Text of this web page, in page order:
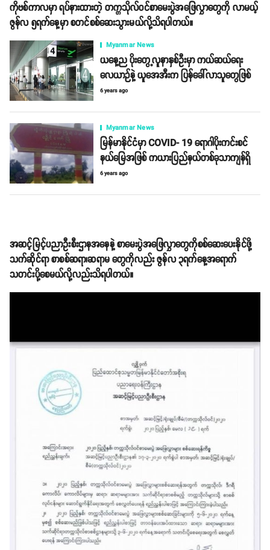
ကိုဗစ်ကာလမှာ ရပ်နားထားတဲ့ တက္ကသိုလ်ဝင်စာမေးပွဲအဖြေလွှာတွေကို လာမယ့်
ဇွန်လ ၅ရက်နေ့မှာ စတင်စစ်ဆေးသွားမယ်လို့သိရပါတယ်။
Myanmar News
ယနေ့ည ပိုးတွေ့လူနာနှစ်ဦးမှာ ကယ်ဆယ်ရေး
လေယာဉ်နဲ့ ယူအေအီးက ပြန်ခေါ်လာသူတွေဖြစ်
6 years ago
Myanmar News
မြန်မာနိုင်ငံမှာ COVID- 19 ရောဂါပိုးကင်းစင်
နယ်မြေအဖြစ် ကယားပြည်နယ်တစ်ခုသာကျန်ရှိ
6 years ago
အဆင့်မြင့်ပညာဦးစီးဌာနအနေနဲ့ စာမေးပွဲအဖြေလွှာတွေကိုစစ်ဆေးပေးနိုင်ဖို့
သက်ဆိုင်ရာ စာစစ်ဆရာ၊ဆရာမ တွေကိုလည်း ဇွန်လ ၃ရက်နေ့အရောက်
သတင်းပို့စေမယ်လို့လည်းသိရပါတယ်။